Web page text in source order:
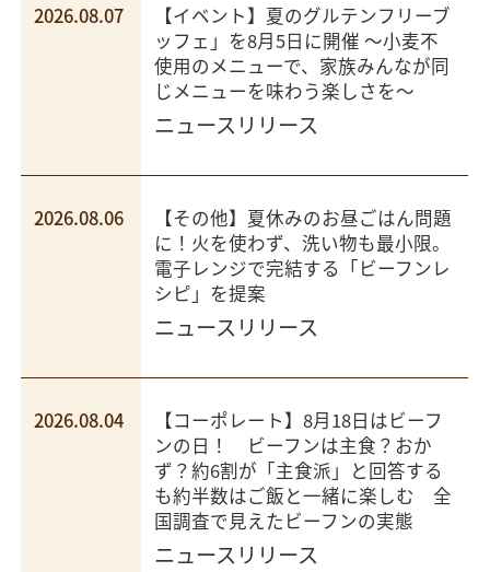
2026.08.07
【イベント】夏のグルテンフリーブ
ッフェ」を8月5日に開催 ～小麦不
使用のメニューで、家族みんなが同
じメニューを味わう楽しさを～
ニュースリリース
2026.08.06
【その他】夏休みのお昼ごはん問題
に！火を使わず、洗い物も最小限。
電子レンジで完結する「ビーフンレ
シピ」を提案
ニュースリリース
2026.08.04
【コーポレート】8月18日はビーフ
ンの日！ ビーフンは主食？おか
ず？約6割が「主食派」と回答する
も約半数はご飯と一緒に楽しむ 全
国調査で見えたビーフンの実態
ニュースリリース